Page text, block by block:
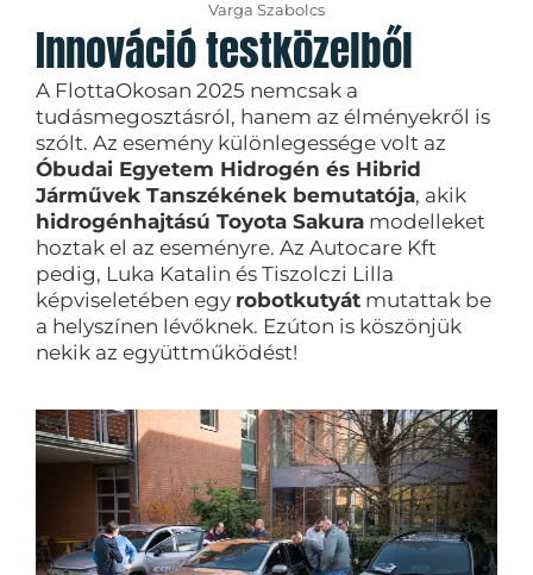
Varga Szabolcs
Innováció testközelből
A FlottaOkosan 2025 nemcsak a
tudásmegosztásról, hanem az élményekről is
szólt. Az esemény különlegessége volt az
Óbudai Egyetem Hidrogén és Hibrid
Járművek Tanszékének bemutatója, akik
hidrogénhajtású Toyota Sakura modelleket
hoztak el az eseményre. Az Autocare Kft
pedig, Luka Katalin és Tiszolczi Lilla
képviseletében egy robotkutyát mutattak be
a helyszínen lévőknek. Ezúton is köszönjük
nekik az együttműködést!